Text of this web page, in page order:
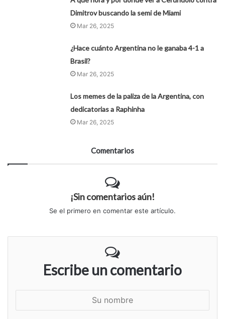
Dimitrov buscando la semi de Miami
Mar 26, 2025
¿Hace cuánto Argentina no le ganaba 4-1 a
Brasil?
Mar 26, 2025
Los memes de la paliza de la Argentina, con
dedicatorias a Raphinha
Mar 26, 2025
Comentarios
¡Sin comentarios aún!
Se el primero en comentar este artículo.
Escribe un comentario